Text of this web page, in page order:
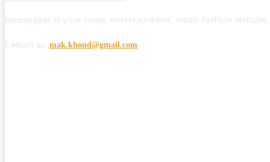
mak.khond@gmail.com